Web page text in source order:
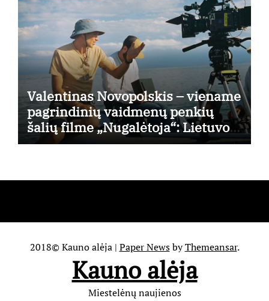
Valentinas Novopolskis – viename
pagrindinių vaidmenų penkių
šalių filme „Nugalėtoja“: Lietuvos
kino teatruose – nuo rugpjūčio 7-
2018© Kauno alėja | Paper NewsbyThemeansar.
Kauno alėja
Miestelėnų naujienos